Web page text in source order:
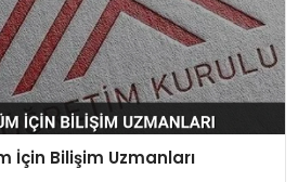
İçin Bilişim Uzmanları